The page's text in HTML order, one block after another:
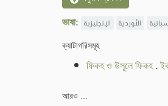
ভাষা: الإنجليزية الأوردية
ক্যাটাগরিসমূহ
ফিকহ ও উসূলে ফিকহ.
আরও ...